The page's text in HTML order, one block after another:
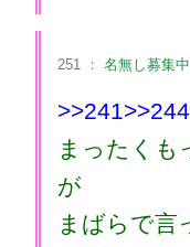
251 ： 名無し募集
>>241>>244
まったくも
が
まばらで言